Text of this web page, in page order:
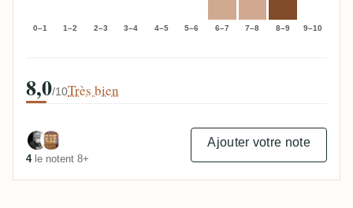
0–1 1–2 2–3 3–4 4–5 5–6 6–7 7–8 8–9 9–10
8,0/10Très bien
4le notent 8+
Ajouter votre note